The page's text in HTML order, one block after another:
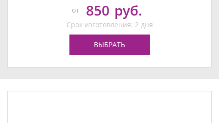
от 850 руб.
Срок изготовления: 2 дня
ВЫБРАТЬ